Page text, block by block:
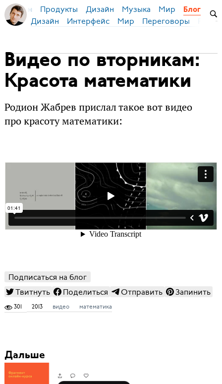
Бирман Продукты Дизайн Музыка Мир Блог
Дизайн Интерфейс Мир Переговоры
Видео по вторникам:
Красота математики
Родион Жабрев прислал такое вот видео
про красоту математики:
Подписаться на блог
Твитнуть
Поделиться Отправить Запинить
301 2013 видео математика
Дальше